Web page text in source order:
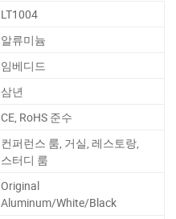
LT1004
알류미늄
임베디드
삼년
CE, RoHS 준수
컨퍼런스 룸, 거실, 레스토랑,
스터디 룸
Original
Aluminum/White/Black